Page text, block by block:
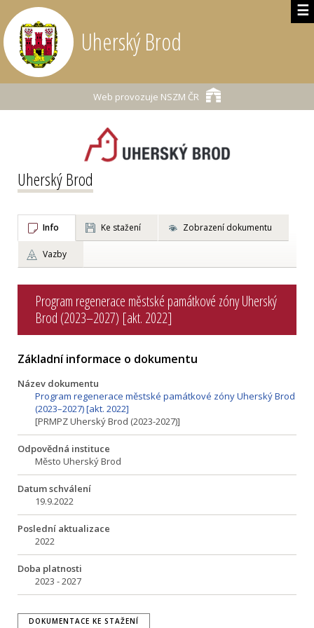
☰
Uherský Brod
Web provozuje NSZM ČR
Uherský Brod
Info Ke stažení Zobrazení dokumentu
Vazby
Program regenerace městské památkové zóny Uherský
Brod (2023–2027) [akt. 2022]
Základní informace o dokumentu
Název dokumentu
Program regenerace městské památkové zóny Uherský Brod
(2023–2027) [akt. 2022]
[PRMPZ Uherský Brod (2023-2027)]
Odpovědná instituce
Město Uherský Brod
Datum schválení
19.9.2022
Poslední aktualizace
2022
Doba platnosti
2023 - 2027
DOKUMENTACE KE STAŽENÍ